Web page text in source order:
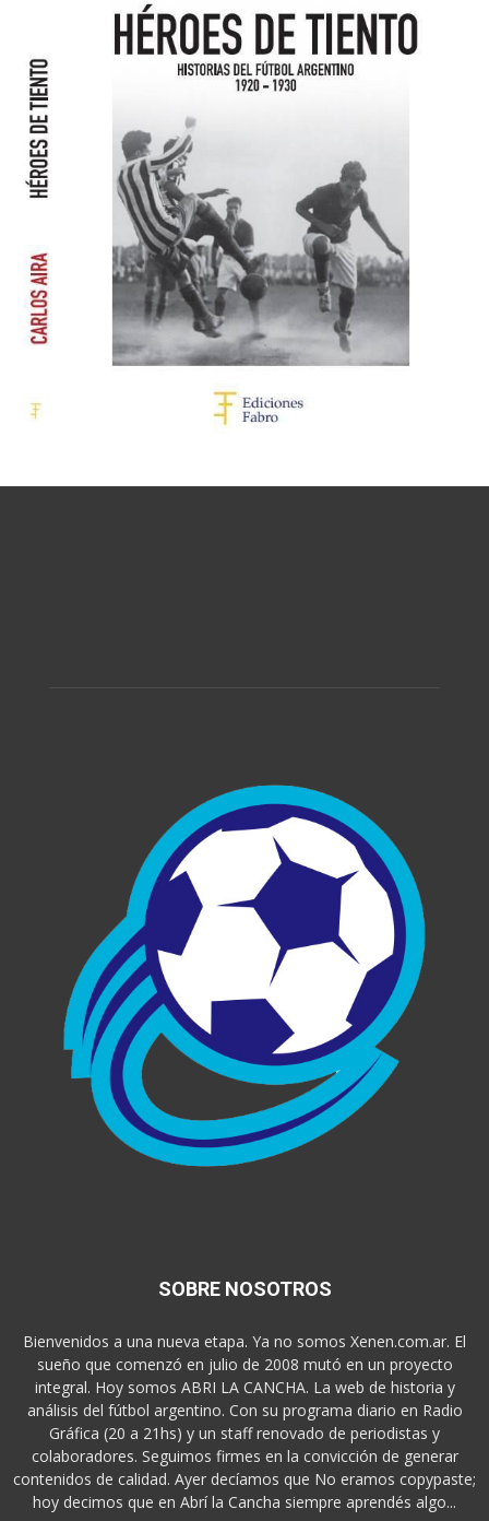
SOBRE NOSOTROS
Bienvenidos a una nueva etapa. Ya no somos Xenen.com.ar. El
sueño que comenzó en julio de 2008 mutó en un proyecto
integral. Hoy somos ABRI LA CANCHA. La web de historia y
análisis del fútbol argentino. Con su programa diario en Radio
Gráfica (20 a 21hs) y un staff renovado de periodistas y
colaboradores. Seguimos firmes en la convicción de generar
contenidos de calidad. Ayer decíamos que No eramos copypaste;
hoy decimos que en Abrí la Cancha siempre aprendés algo...